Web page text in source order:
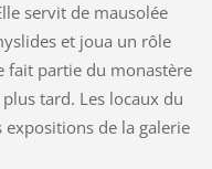
servit de mausolée
et joua un rôle
fait partie du monastère
tard. Les locaux du
de la galerie